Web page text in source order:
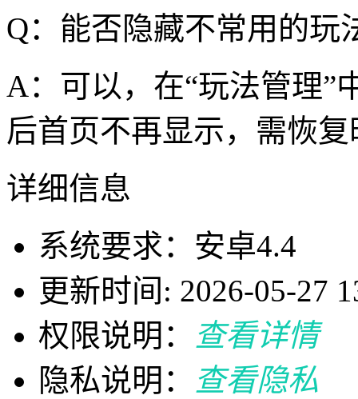
Q：能否隐藏不常用的玩
A：可以，在“玩法管理”
后首页不再显示，需恢
详细信息
系统要求：安卓4.4
更新时间: 2026-05-27
权限说明：
查看详情
隐私说明：
查看隐私